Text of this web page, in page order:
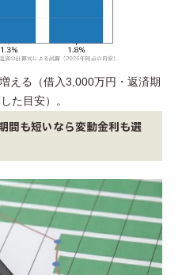
える（借入3,000万円・返済期
た目安）。
間も短いなら変動金利も選